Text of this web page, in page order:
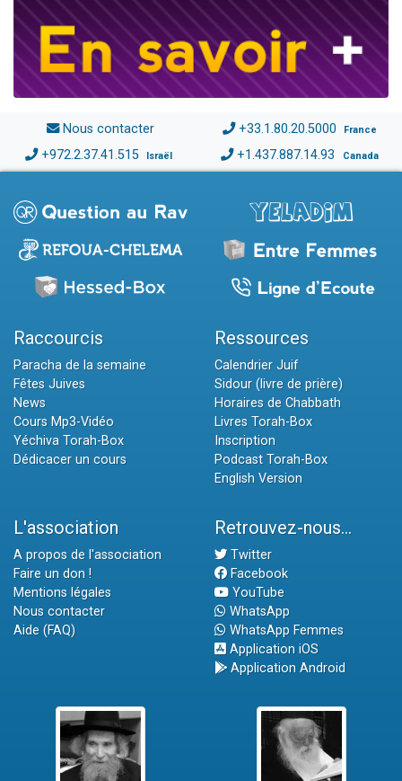
Nous contacter +33.1.80.20.5000 France
+972.2.37.41.515 Israël +1.437.887.14.93 Canada
Raccourcis
Paracha de la semaine
Fêtes Juives
News
Cours Mp3-Vidéo
Yéchiva Torah-Box
Dédicacer un cours
Ressources
Calendrier Juif
Sidour (livre de prière)
Horaires de Chabbath
Livres Torah-Box
Inscription
Podcast Torah-Box
English Version
L'association
A propos de l'association
Faire un don !
Mentions légales
Nous contacter
Aide (FAQ)
Retrouvez-nous...
Twitter
Facebook
YouTube
WhatsApp
WhatsApp Femmes
Application iOS
Application Android